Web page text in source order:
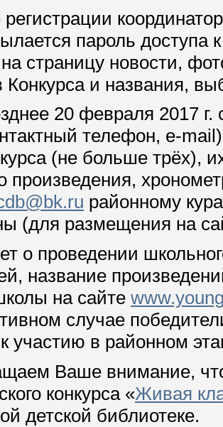
пароль доступа
страницу новости,
Конкурса и названия,
20 февраля 2017 г.
телефон, e-
(не больше трёх),
произведения,
районному
(для размещения на
школьного
название
на сайте
случае
участию в районном
Ваше внимание, что
конкурса «Живая
детской библиотеке.